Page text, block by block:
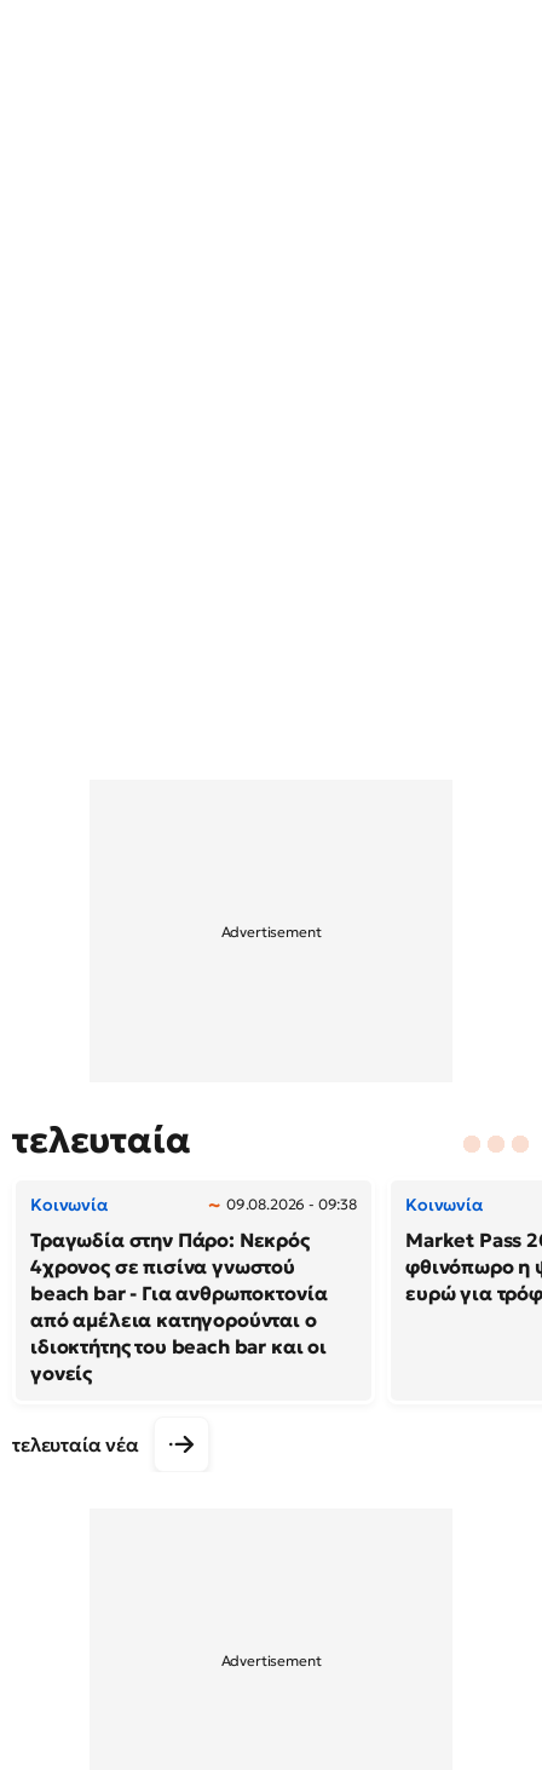
τελευταία
Κοινωνία 09.08.2026 - 09:38
Τραγωδία στην Πάρο: Νεκρός
4χρονος σε πισίνα γνωστού
beach bar - Για ανθρωποκτονία
από αμέλεια κατηγορούνται ο
ιδιοκτήτης του beach bar και οι
γονείς
Κοινωνία
Market Pass
φθινόπωρο η
ευρώ για
τελευταία νέα